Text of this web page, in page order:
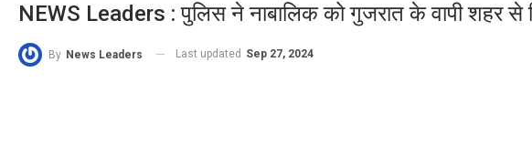
NEWS Leaders : पुलिस ने नाबालिक को गुजरात के वापी शहर से
By News Leaders Last updated Sep 27, 2024